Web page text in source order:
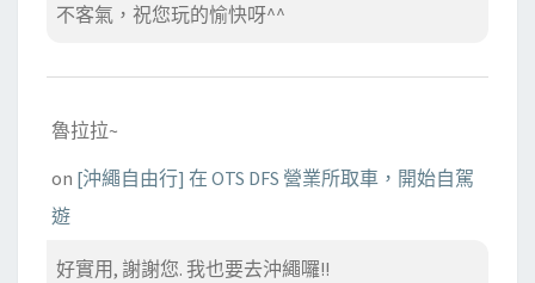
不客氣，祝您玩的愉快呀^^
魯拉拉~
on [沖繩自由行] 在 OTS DFS 營業所取車，開始自駕
遊
好實用, 謝謝您. 我也要去沖繩囉!!